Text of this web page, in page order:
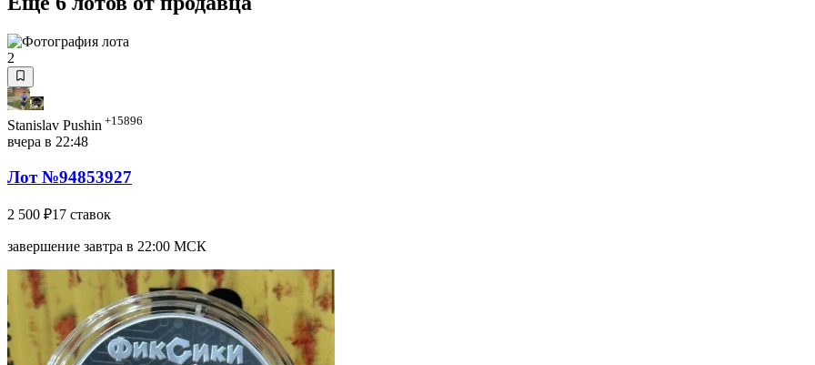
2
Stanislav Pushin +15896
вчера в 22:48
Лот №94853927
2 500 ₽17 ставок
завершение завтра в 22:00 МСК